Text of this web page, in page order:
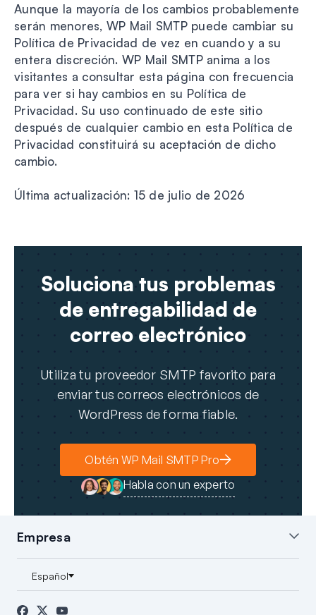
Aunque la mayoría de los cambios probablemente
serán menores, WP Mail SMTP puede cambiar su
Política de Privacidad de vez en cuando y a su
entera discreción. WP Mail SMTP anima a los
visitantes a consultar esta página con frecuencia
para ver si hay cambios en su Política de
Privacidad. Su uso continuado de este sitio
después de cualquier cambio en esta Política de
Privacidad constituirá su aceptación de dicho
cambio.
Última actualización: 15 de julio de 2026
Soluciona tus problemas
de entregabilidad de
correo electrónico
Utiliza tu proveedor SMTP favorito para
enviar tus correos electrónicos de
WordPress de forma fiable.
Obtén WP Mail SMTP Pro
Habla con un experto
Empresa
Contacto
Afiliados